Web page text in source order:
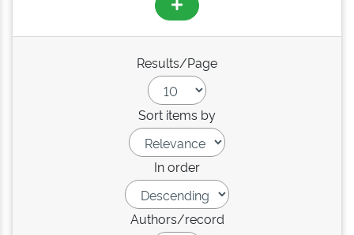
Results/Page
Sort items by
In order
Authors/record